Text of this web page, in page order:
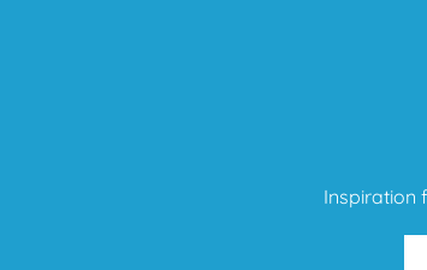
Inspiration